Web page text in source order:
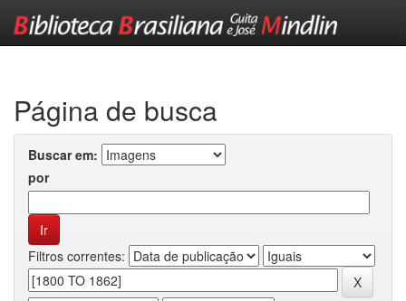
Página de busca
Buscar em:
por
Filtros correntes: